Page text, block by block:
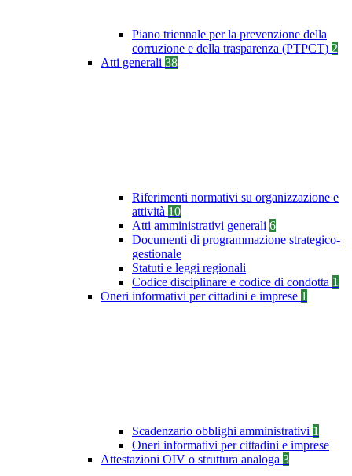
Piano triennale per la prevenzione della
corruzione e della trasparenza (PTPCT) 2
Atti generali 38
Riferimenti normativi su organizzazione e
attività 10
Atti amministrativi generali 6
Documenti di programmazione strategico-
gestionale
Statuti e leggi regionali
Codice disciplinare e codice di condotta 1
Oneri informativi per cittadini e imprese 1
Scadenzario obblighi amministrativi 1
Oneri informativi per cittadini e imprese
Attestazioni OIV o struttura analoga 3